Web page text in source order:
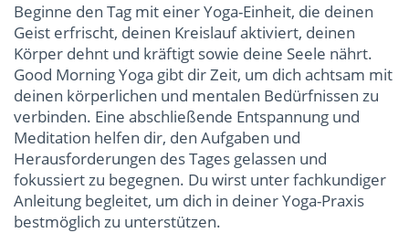
Beginne den Tag mit einer Yoga-Einheit, die deinen
Geist erfrischt, deinen Kreislauf aktiviert, deinen
Körper dehnt und kräftigt sowie deine Seele nährt.
Good Morning Yoga gibt dir Zeit, um dich achtsam mit
deinen körperlichen und mentalen Bedürfnissen zu
verbinden. Eine abschließende Entspannung und
Meditation helfen dir, den Aufgaben und
Herausforderungen des Tages gelassen und
fokussiert zu begegnen. Du wirst unter fachkundiger
Anleitung begleitet, um dich in deiner Yoga-Praxis
bestmöglich zu unterstützen.